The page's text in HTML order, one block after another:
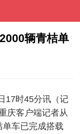
辆青桔单
17时45分讯（记
庆客户端记者从
车已完成搭载